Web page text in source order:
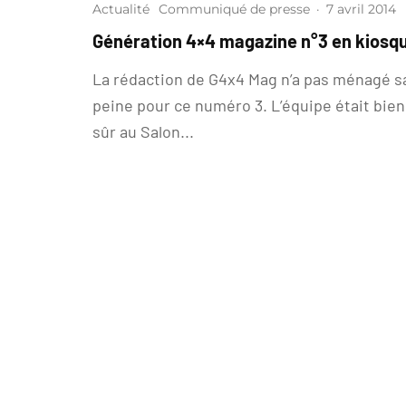
Actualité Communiqué de presse · 7 avril 2014
Génération 4×4 magazine n°3 en
La rédaction de G4x4 Mag n’a pas ménagé
peine pour ce numéro 3. L’équipe était bien
sûr au Salon...